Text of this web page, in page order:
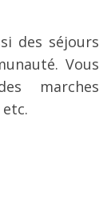
des séjours
Vous
marches